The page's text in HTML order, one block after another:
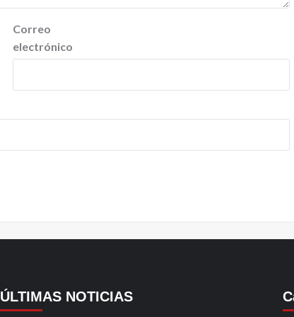
Correo
electrónico
ÚLTIMAS NOTICIAS